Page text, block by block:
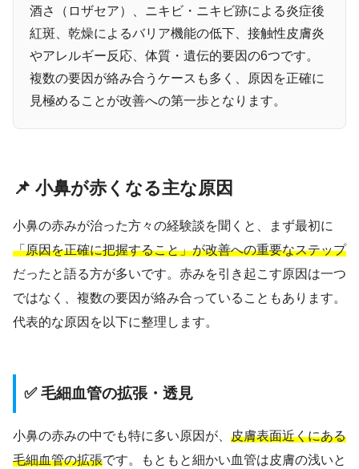
酒さ（ロザセア）、ニキビ・ニキビ跡による炎症後
紅斑、乾燥によるバリア機能の低下、接触性皮膚炎
やアレルギー反応、体質・遺伝的要因の6つです。
複数の要因が絡み合うケースも多く、原因を正確に
見極めることが改善への第一歩となります。
📌 小鼻が赤くなる主な原因
小鼻の赤みが治った方々の経験談を聞くと、まず最初に
「原因を正確に把握すること」が改善への重要なステップ
だったと語る方が多いです。赤みを引き起こす原因は一つ
ではなく、複数の要因が絡み合っていることもあります。
代表的な原因を以下に整理します。
✅ 毛細血管の拡張・透見
小鼻の赤みの中でも特に多い原因が、 皮膚表面近くにある
毛細血管の拡張です。もともと細かい血管は皮膚の浅いと